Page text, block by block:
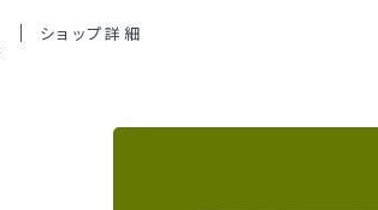
ショップ詳細